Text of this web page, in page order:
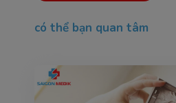
có thể bạn quan tâm